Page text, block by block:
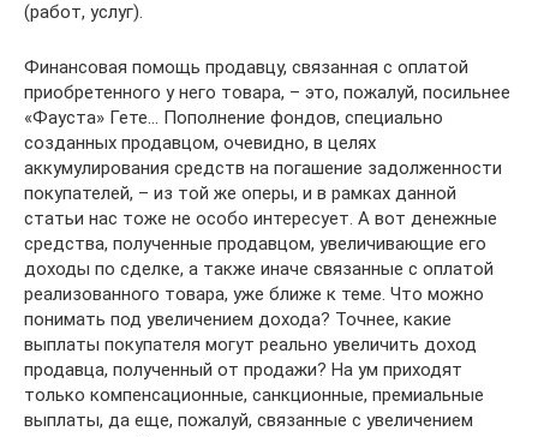
(работ, услуг).
Финансовая помощь продавцу, связанная с оплатой
приобретенного у него товара, – это, пожалуй, посильнее
«Фауста» Гете… Пополнение фондов, специально
созданных продавцом, очевидно, в целях
аккумулирования средств на погашение задолженности
покупателей, – из той же оперы, и в рамках данной
статьи нас тоже не особо интересует. А вот денежные
средства, полученные продавцом, увеличивающие его
доходы по сделке, а также иначе связанные с оплатой
реализованного товара, уже ближе к теме. Что можно
понимать под увеличением дохода? Точнее, какие
выплаты покупателя могут реально увеличить доход
продавца, полученный от продажи? На ум приходят
только компенсационные, санкционные, премиальные
выплаты, да еще, пожалуй, связанные с увеличением